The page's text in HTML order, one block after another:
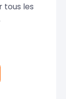
tous les